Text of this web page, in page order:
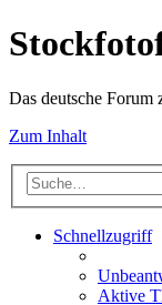
Das deutsche
Zum Inhalt
Schnellzugriff
Aktive